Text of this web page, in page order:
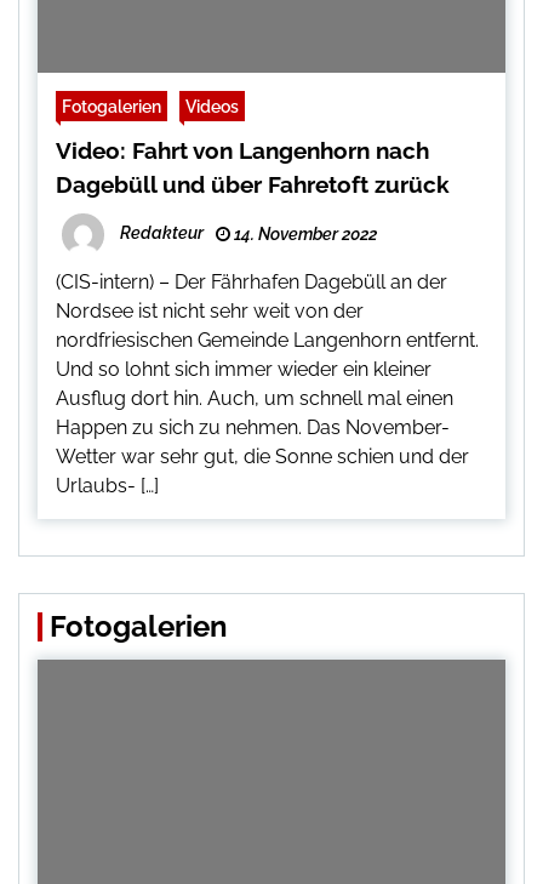
Fotogalerien Videos
Video: Fahrt von Langenhorn nach
Dagebüll und über Fahretoft zurück
Redakteur 14. November 2022
(CIS-intern) – Der Fährhafen Dagebüll an der
Nordsee ist nicht sehr weit von der
nordfriesischen Gemeinde Langenhorn entfernt.
Und so lohnt sich immer wieder ein kleiner
Ausflug dort hin. Auch, um schnell mal einen
Happen zu sich zu nehmen. Das November-
Wetter war sehr gut, die Sonne schien und der
Urlaubs- […]
Fotogalerien